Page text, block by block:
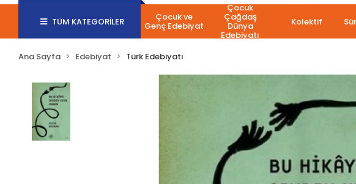
TÜM KATEGORİLER Çocuk ve
Genç Edebiyat
Çocuk
Çağdaş
Dünya
Edebiyatı
Kolektif
Ana Sayfa Edebiyat Türk Edebiyatı